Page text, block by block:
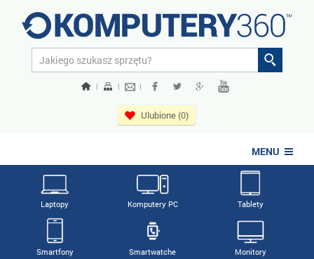
| | |
Ulubione (0)
MENU
Laptopy Komputery PC Tablety
Smartfony Smartwatche Monitory